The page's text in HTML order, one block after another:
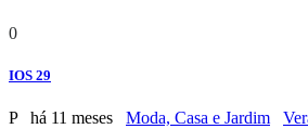
0
IOS 29
P há 11 meses Moda, Casa e Jardim